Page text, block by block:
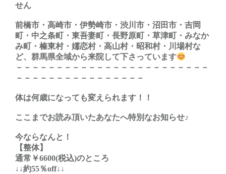
せん
前橋市・高崎市・伊勢崎市・渋川市・沼田市・吉岡
町・中之条町・東吾妻町・長野原町・草津町・みなか
み町・榛東村・嬬恋村・高山村・昭和村・川場村な
ど、群馬県全域から来院して下さっています
－－－－－－－－－－－－－－－－－－－－－－－－
－－－－－－－－－－－－－－－－
体は何歳になっても変えられます！！
ここまでお読み頂いたあなたへ特別なお知らせ♪
今ならなんと！
【整体】
通常￥6600(税込)のところ
↓↓約55％off↓↓